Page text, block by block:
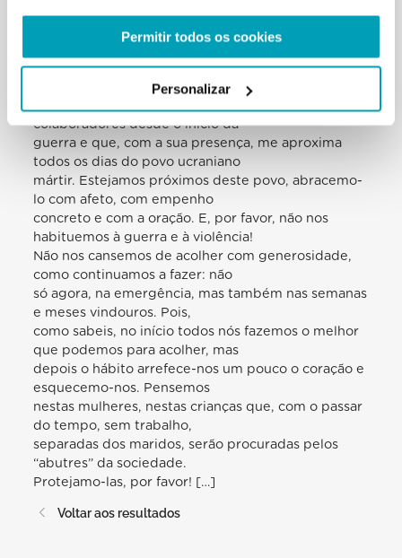
Permitir todos os cookies
Personalizar
pelo apoio concreto que corajosamente ofereceis a
Penso também no Núncio Apostólico recentemente
nomeado, D. Visvaldas
colaboradores desde o início da
guerra e que, com a sua presença, me aproxima
todos os dias do povo ucraniano
mártir. Estejamos próximos deste povo, abracemo-
lo com afeto, com empenho
concreto e com a oração. E, por favor, não nos
habituemos à guerra e à violência!
Não nos cansemos de acolher com generosidade,
como continuamos a fazer: não
só agora, na emergência, mas também nas semanas
e meses vindouros. Pois,
como sabeis, no início todos nós fazemos o melhor
que podemos para acolher, mas
depois o hábito arrefece-nos um pouco o coração e
esquecemo-nos. Pensemos
nestas mulheres, nestas crianças que, com o passar
do tempo, sem trabalho,
separadas dos maridos, serão procuradas pelos
“abutres” da sociedade.
Protejamo-las, por favor! […]
Voltar aos resultados